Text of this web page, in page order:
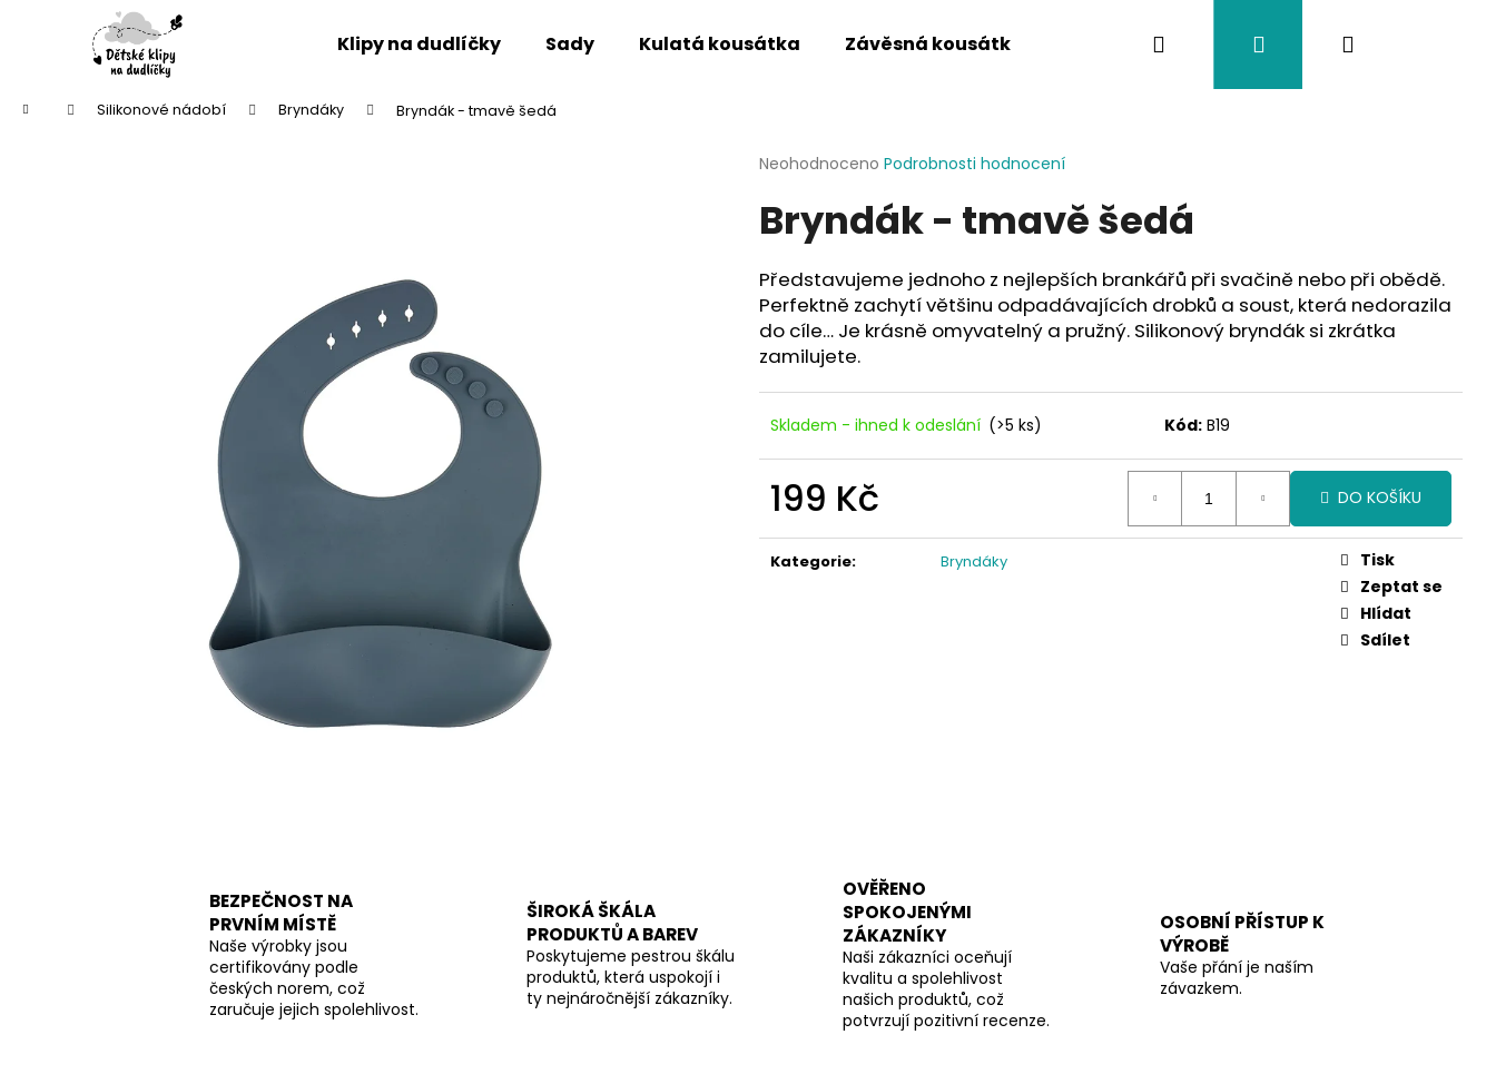
Klipy na dudlíčky Sady Kulatá kousátka Závěsná kousátka Závěsy na kočárek Twistík kousátka
Hledat PřihlášeníNákupní
Domů Silikonové nádobí Bryndáky Bryndák - tmavě šedá
Průměrné
produktu
je
z
5
hvězdiček.
Neohodnoceno Podrobnosti hodnocení
Bryndák - tmavě šedá
Představujeme jednoho z nejlepších brankářů při svačině nebo při obědě.
Perfektně zachytí většinu odpadávajících drobků a soust, která nedorazila
do cíle… Je krásně omyvatelný a pružný. Silikonový bryndák si zkrátka
zamilujete.
Skladem - ihned k odeslání (>5 ks) Kód: B19
199 Kč
cena:
DO KOŠÍKU
Kategorie: Bryndáky
Tisk
Zeptat se
Hlídat
Sdílet
BEZPEČNOST NA
PRVNÍM MÍSTĚ
Naše výrobky jsou
certifikovány podle
českých norem, což
zaručuje jejich spolehlivost.
ŠIROKÁ ŠKÁLA
PRODUKTŮ A BAREV
Poskytujeme pestrou škálu
produktů, která uspokojí i
ty nejnáročnější zákazníky.
OVĚŘENO
SPOKOJENÝMI
ZÁKAZNÍKY
Naši zákazníci oceňují
kvalitu a spolehlivost
našich produktů, což
potvrzují pozitivní recenze.
OSOBNÍ PŘÍSTUP K
VÝROBĚ
Vaše přání je naším
závazkem.
Zpět
obchodu
Zpět
obchodu
Co potřebujete najít?
HLEDAT